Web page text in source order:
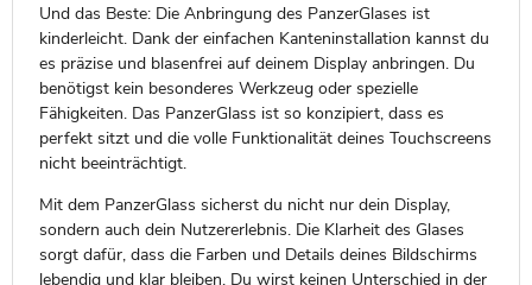
Und das Beste: Die Anbringung des PanzerGlases ist
kinderleicht. Dank der einfachen Kanteninstallation kannst du
es präzise und blasenfrei auf deinem Display anbringen. Du
benötigst kein besonderes Werkzeug oder spezielle
Fähigkeiten. Das PanzerGlass ist so konzipiert, dass es
perfekt sitzt und die volle Funktionalität deines Touchscreens
nicht beeinträchtigt.
Mit dem PanzerGlass sicherst du nicht nur dein Display,
sondern auch dein Nutzererlebnis. Die Klarheit des Glases
sorgt dafür, dass die Farben und Details deines Bildschirms
lebendig und klar bleiben. Du wirst keinen Unterschied in der